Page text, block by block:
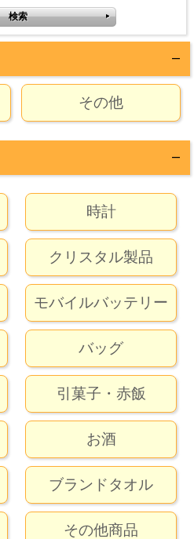
その他
時計
クリスタル製品
モバイルバッテリー
バッグ
引菓子・赤飯
お酒
ブランドタオル
その他商品